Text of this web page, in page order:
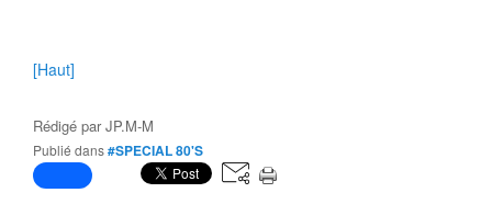
[Haut]
Rédigé parJP.M-M
Publié dans#SPECIAL 80'S